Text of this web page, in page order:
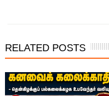
RELATED POSTS